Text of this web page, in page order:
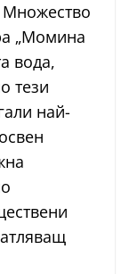
„Момина
вода,
тези
най-